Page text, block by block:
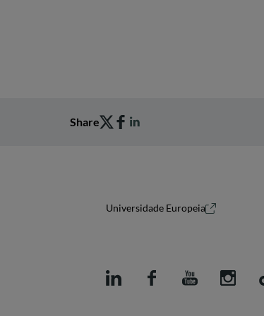
Share
Universidade Europeia